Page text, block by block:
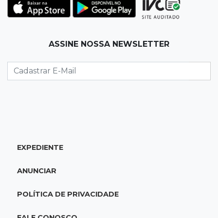
22:42Resumão
Palmeiras e Vasco confirmam vagas nas
Eleitorado aprova teste da urna, mas diz que
colinha será "fundamental"
Escolas municipais lideram notas do Ensino
ASSINE NOSSA NEWSLETTER
EXPEDIENTE
ANUNCIAR
POLÍTICA DE PRIVACIDADE